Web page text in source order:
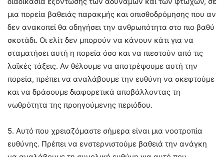
μια πορεία βαθειάς παρακμής και οπισθοδρόμησης που αν
δεν ανακοπεί θα οδηγήσει την ανθρωπότητα στο πιο βαθύ
σκοτάδι. Οι ελίτ δεν μπορούν να κάνουν κάτι για να
σταματήσει αυτή η πορεία όσο και να πιεστούν από τις
λαϊκές τάξεις. Αν θέλουμε να αποτρέψουμε αυτή την
πορεία, πρέπει να αναλάβουμε την ευθύνη να σκεφτούμε
και να δράσουμε διαφορετικά αποβάλλοντας τη
νωθρότητα της προηγούμενης περιόδου.
5. Αυτό που χρειαζόμαστε σήμερα είναι μια νοοτροπία
ευθύνης. Πρέπει να ενστερνιστούμε βαθειά την ανάγκη